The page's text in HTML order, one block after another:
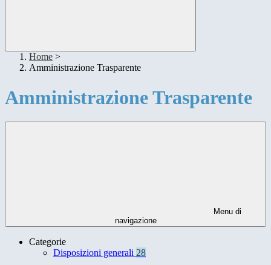
Home >
Amministrazione Trasparente
Amministrazione Trasparente
Menu di
navigazione
Categorie
Disposizioni generali 28